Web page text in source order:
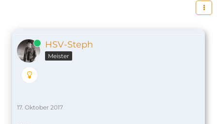
Online HSV-Steph
Meister
17. Oktober 2017